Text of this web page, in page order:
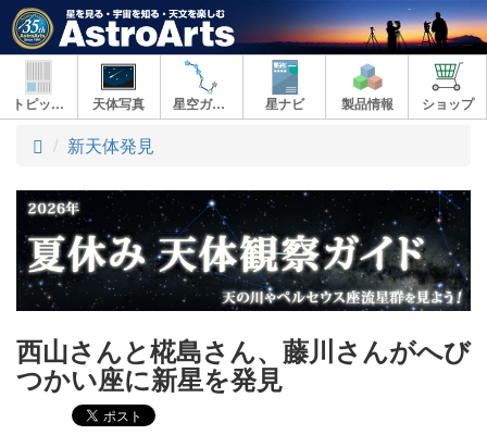
トピックス 天体写真 星空ガイド 星ナビ 製品情報 ショップ
ト
プ
新天体発見
西山さんと椛島さん、藤川さんがへび
つかい座に新星を発見